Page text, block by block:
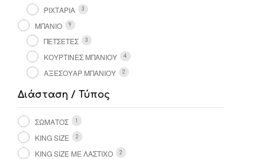
ΡΙΧΤΑΡΙΑ 3
ΜΠΑΝΙΟ 9
ΠΕΤΣΕΤΕΣ 3
ΚΟΥΡΤΙΝΕΣ ΜΠΑΝIOΥ 4
ΑΞΕΣΟΥΑΡ ΜΠΑΝΙΟΥ 2
Διάσταση / Τύπος
ΣΏΜΑΤΟΣ 1
KING SIZE 2
KING SIZE ΜΕ ΛΆΣΤΙΧΟ 2